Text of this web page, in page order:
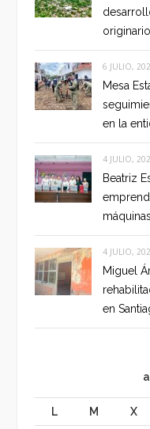
6 JULIO,
Mesa
en la
4 JULIO,
Beatriz
4 JULIO,
Miguel
en
L M X